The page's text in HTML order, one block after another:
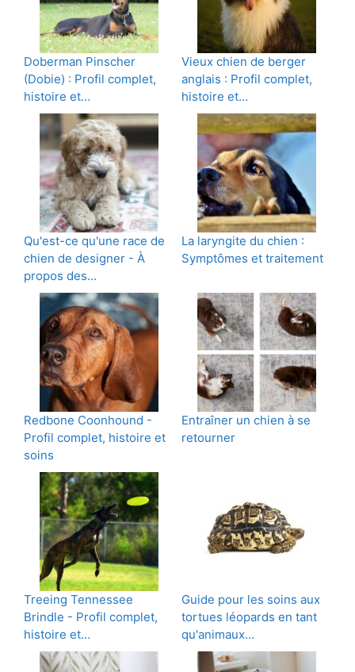
Doberman Pinscher
(Dobie) : Profil complet,
histoire et…
Vieux chien de berger
anglais : Profil complet,
histoire et…
Qu'est-ce qu'une race de
chien de designer - À
propos des…
La laryngite du chien :
Symptômes et traitement
Redbone Coonhound -
Profil complet, histoire et
soins
Entraîner un chien à se
retourner
Treeing Tennessee
Brindle - Profil complet,
histoire et…
Guide pour les soins aux
tortues léopards en tant
qu'animaux…